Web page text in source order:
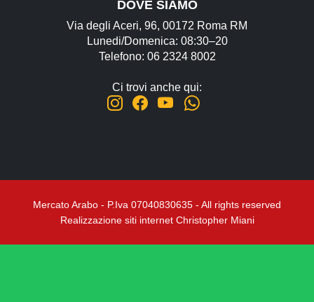
DOVE SIAMO
Via degli Aceri, 96, 00172 Roma RM
Lunedi/Domenica: 08:30–20
Telefono: 06 2324 8002
Ci trovi anche qui:
Mercato Arabo - P.Iva 07040830635 - All rights reserved
Realizzazione siti internet Christopher Miani